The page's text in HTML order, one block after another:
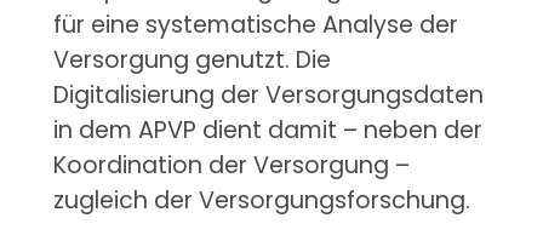
für eine systematische Analyse der
Versorgung genutzt. Die
Digitalisierung der Versorgungsdaten
in dem APVP dient damit – neben der
Koordination der Versorgung –
zugleich der Versorgungsforschung.